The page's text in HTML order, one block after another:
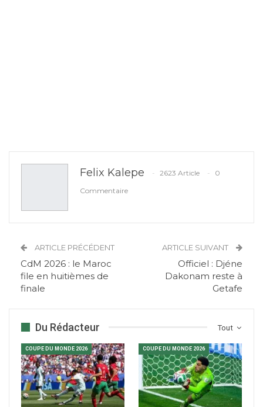
Felix Kalepe 2623 Article
0
Commentaire
ARTICLE PRÉCÉDENT
CdM 2026 : le Maroc
file en huitièmes de
finale
ARTICLE SUIVANT
Officiel : Djéne
Dakonam reste à
Getafe
Tout
Du Rédacteur
COUPE DU MONDE 2026 COUPE DU MONDE 2026